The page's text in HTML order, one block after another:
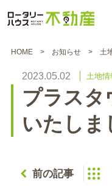
HOME お知らせ 土
2023.05.02 土地情
プラスタ
いたしま
前の記事